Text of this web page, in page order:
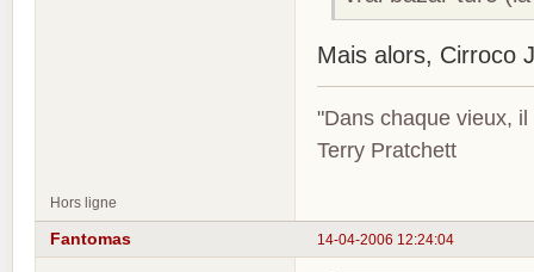
Mais alors, Cirroco
"Dans chaque vieux,
Terry Pratchett
Hors ligne
14-04-2006 12:24:04
Fantomas